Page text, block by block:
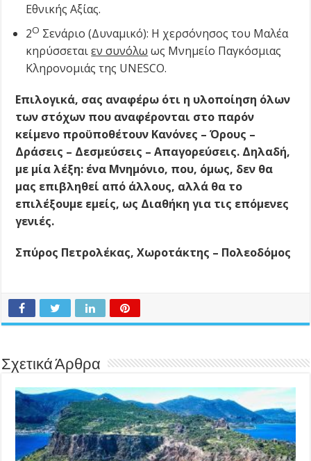
Εθνικής Αξίας.
2Ο Σενάριο (Δυναμικό): H χερσόνησος του Μαλέα
κηρύσσεταιεν συνόλω ως Μνημείο Παγκόσμιας
Κληρονομιάς της UNESCO.
Επιλογικά, σας αναφέρω ότι η υλοποίηση όλων
των στόχων που αναφέρονται στο παρόν
κείμενο προϋποθέτουν Κανόνες – Όρους –
Δράσεις – Δεσμεύσεις – Απαγορεύσεις. Δηλαδή,
με μία λέξη: ένα Μνημόνιο, που, όμως, δεν θα
μας επιβληθεί από άλλους, αλλά θα το
επιλέξουμε εμείς, ως Διαθήκη για τις επόμενες
γενιές.
Σπύρος Πετρολέκας, Χωροτάκτης – Πολεοδόμος
Σχετικά Άρθρα